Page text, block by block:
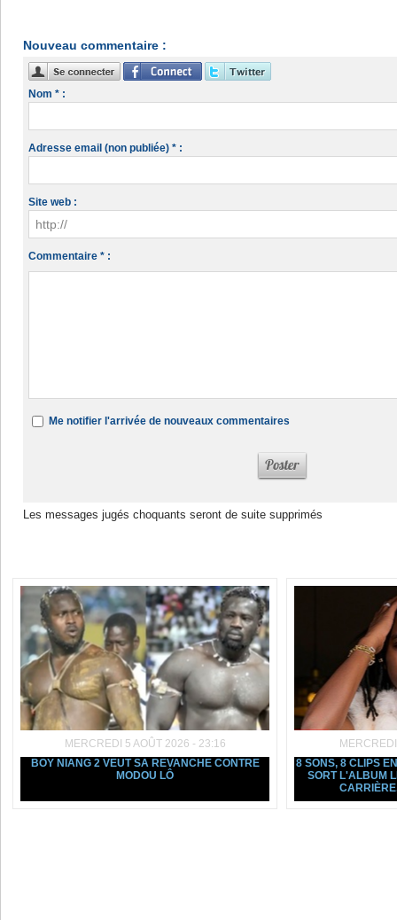
Nouveau commentaire :
Nom * :
Adresse email (non publiée) * :
Site web :
Commentaire * :
Me notifier l'arrivée de nouveaux commentaires
Les messages jugés choquants seront de suite supprimés
MERCREDI 5 AOÛT 2026 - 23:16
BOY NIANG 2 VEUT SA REVANCHE CONTRE
MODOU LÔ
8 SONS, 8 CLIPS
SORT L'ALBUM